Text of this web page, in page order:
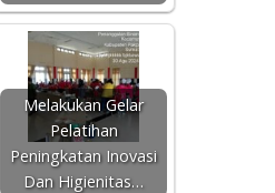
Melakukan Gelar
Pelatihan
Peningkatan Inovasi
Dan Higienitas…